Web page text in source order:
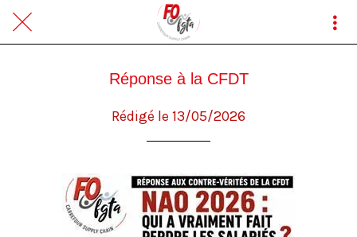
Réponse à la CFDT
Rédigé le 13/05/2026